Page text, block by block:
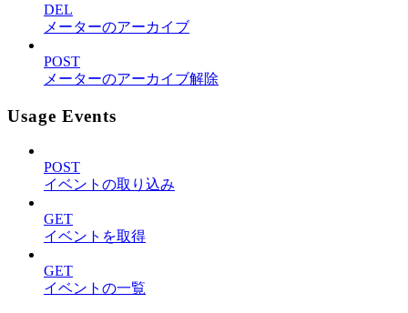
DEL
メーターのアーカイブ
POST
メーターのアーカイブ解除
Usage Events
POST
イベントの取り込み
GET
イベントを取得
GET
イベントの一覧